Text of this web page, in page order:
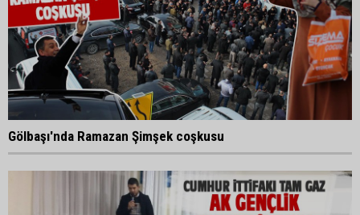
Gölbaşı'nda Ramazan Şimşek coşkusu